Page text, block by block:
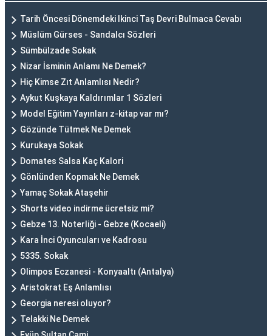
Tarih Öncesi Dönemdeki Ikinci Taş Devri Bulmaca Cevabı
Müslüm Gürses - Sandalcı Sözleri
Sümbülzade Sokak
Nizar İsminin Anlamı Ne Demek?
Hiç Kimse Zıt Anlamlısı Nedir?
Aykut Kuşkaya Kaldırımlar 1 Sözleri
Model Eğitim Yayınları z-kitap var mı?
Gözünde Tütmek Ne Demek
Kurukaya Sokak
Domates Salsa Kaç Kalori
Gönlünden Kopmak Ne Demek
Yamaç Sokak Ataşehir
Shorts video indirme ücretsiz mi?
Gebze 13. Noterliği - Gebze (Kocaeli)
Kara İnci Oyuncuları ve Kadrosu
5335. Sokak
Olimpos Eczanesi - Konyaaltı (Antalya)
Aristokrat Eş Anlamlısı
Georgia neresi oluyor?
Telakki Ne Demek